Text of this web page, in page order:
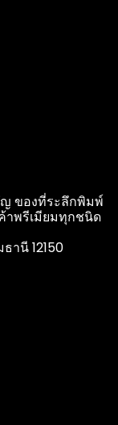
ของที่ระลึกพิมพ์
าพรีเมียมทุกชนิด
านี 12150